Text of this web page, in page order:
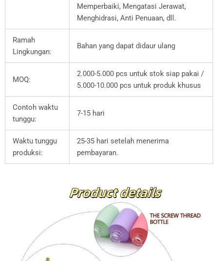
Memperbaiki, Mengatasi Jerawat,
Menghidrasi, Anti Penuaan, dll.
Ramah
Lingkungan:
Bahan yang dapat didaur ulang
MOQ:
2.000-5.000 pcs untuk stok siap pakai /
5.000-10.000 pcs untuk produk khusus
Contoh waktu
tunggu:
7-15 hari
Waktu tunggu
produksi:
25-35 hari setelah menerima
pembayaran.